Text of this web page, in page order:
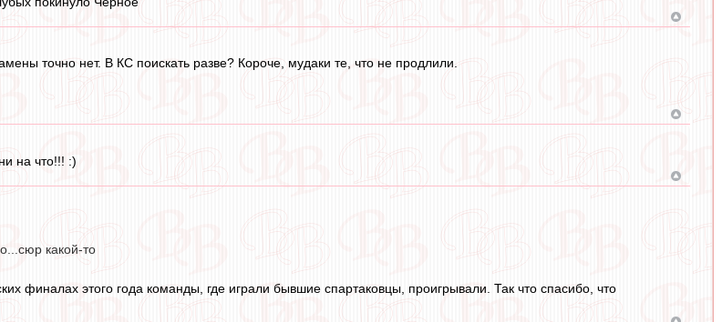
точно нет. В КС поискать разве? Короче, мудаки те, что не продлили.
на что!!! :)
какой-то
финалах этого года команды, где играли бывшие спартаковцы, проигрывали. Так что спасибо, что